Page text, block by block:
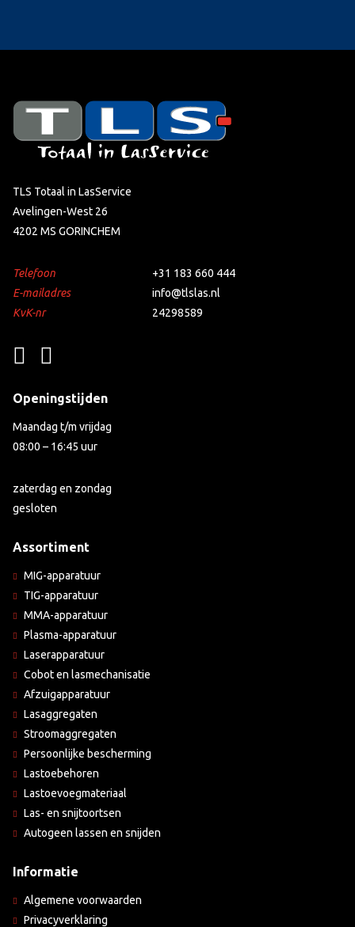
TLS Totaal in LasService
Avelingen-West 26
4202 MS GORINCHEM
Telefoon
+31 183 660 444
E-mailadres
info@tlslas.nl
KvK-nr
24298589
Openingstijden
Maandag t/m vrijdag
08:00 – 16:45 uur
zaterdag en zondag
gesloten
Assortiment
MIG-apparatuur
TIG-apparatuur
MMA-apparatuur
Plasma-apparatuur
Laserapparatuur
Cobot en lasmechanisatie
Afzuigapparatuur
Lasaggregaten
Stroomaggregaten
Persoonlijke bescherming
Lastoebehoren
Lastoevoegmateriaal
Las- en snijtoortsen
Autogeen lassen en snijden
Informatie
Algemene voorwaarden
Privacyverklaring